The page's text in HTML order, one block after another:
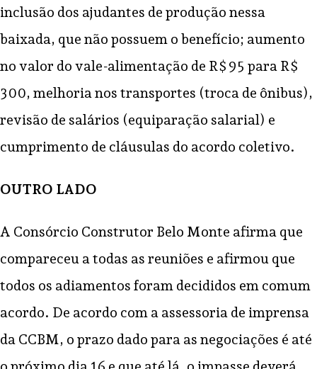
inclusão dos ajudantes de produção nessa
baixada, que não possuem o benefício; aumento
no valor do vale-alimentação de R$ 95 para R$
300, melhoria nos transportes (troca de ônibus),
revisão de salários (equiparação salarial) e
cumprimento de cláusulas do acordo coletivo.
OUTRO LADO
A Consórcio Construtor Belo Monte afirma que
compareceu a todas as reuniões e afirmou que
todos os adiamentos foram decididos em comum
acordo. De acordo com a assessoria de imprensa
da CCBM, o prazo dado para as negociações é até